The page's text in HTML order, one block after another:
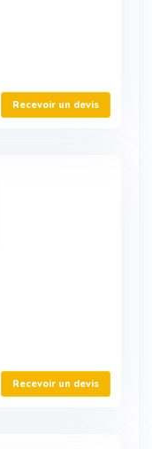
Recevoir un devis
Recevoir un devis